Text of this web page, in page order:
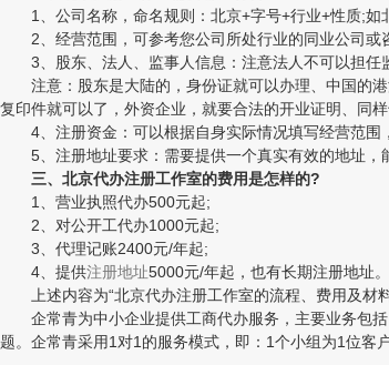
1、公司名称，命名规则：北京+字号+行业+性质;如
2、经营范围，可参考您公司所处行业的同业公司或
3、股东、法人、监事人信息：注意法人不可以担任
注意：股东是大陆的，身份证就可以办理、中国的港
复印件就可以了，外资企业，就要合法的开业证明、同
4、注册资金：可以根据自身实际情况填写经营范围
5、注册地址要求：需要提供一个真实有效的地址，
三、北京代办注册工作室的费用是怎样的?
1、营业执照代办500元起;
2、对公开工代办1000元起;
3、代理记账2400元/年起;
4、提供注册地址5000元/年起，也有长期注册地址。
上述内容为“北京代办注册工作室的流程、费用及材料
企常青为中小企业提供工商代办服务，主要业务包括
题。企常青采用1对1的服务模式，即：1个小组为1位客